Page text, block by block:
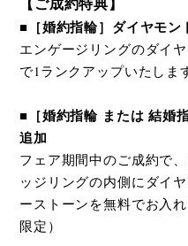
■［婚約指輪］ダイヤモン
エンゲージリングのダイ
で1ランクアップいたしま
■［婚約指輪 または 結婚
追加
フェア期間中のご成約で
ッジリングの内側にダイ
ーストーンを無料でお入
限定）